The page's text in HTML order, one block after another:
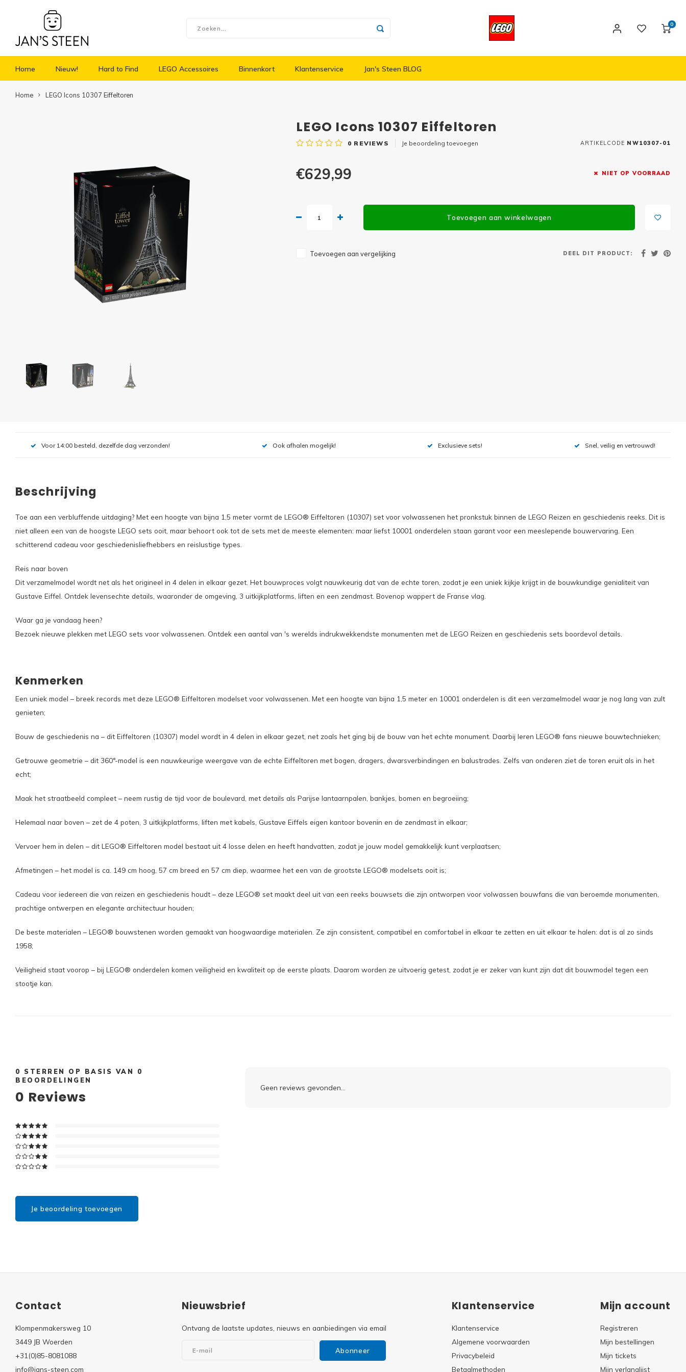
0
Home Nieuw! Hard to Find LEGO Accessoires Binnenkort Klantenservice Jan's Steen BLOG
Home LEGO Icons 10307 Eiffeltoren
LEGO Icons 10307 Eiffeltoren
0 REVIEWS Je beoordeling toevoegen ARTIKELCODE NW10307-01
€629,99 NIET OP VOORRAAD
Toevoegen aan winkelwagen
Toevoegen aan vergelijking DEEL DIT PRODUCT:
Voor 14:00 besteld, dezelfde dag verzonden! Ook afhalen mogelijk! Exclusieve sets! Snel, veilig en vertrouwd!
Beschrijving
Toe aan een verbluffende uitdaging? Met een hoogte van bijna 1,5 meter vormt de LEGO® Eiffeltoren (10307) set voor volwassenen het pronkstuk binnen de LEGO Reizen en geschiedenis reeks. Dit is
niet alleen een van de hoogste LEGO sets ooit, maar behoort ook tot de sets met de meeste elementen: maar liefst 10001 onderdelen staan garant voor een meeslepende bouwervaring. Een
schitterend cadeau voor geschiedenisliefhebbers en reislustige types.
Reis naar boven
Dit verzamelmodel wordt net als het origineel in 4 delen in elkaar gezet. Het bouwproces volgt nauwkeurig dat van de echte toren, zodat je een uniek kijkje krijgt in de bouwkundige genialiteit van
Gustave Eiffel. Ontdek levensechte details, waaronder de omgeving, 3 uitkijkplatforms, liften en een zendmast. Bovenop wappert de Franse vlag.
Waar ga je vandaag heen?
Bezoek nieuwe plekken met LEGO sets voor volwassenen. Ontdek een aantal van 's werelds indrukwekkendste monumenten met de LEGO Reizen en geschiedenis sets boordevol details.
Kenmerken
Een uniek model – breek records met deze LEGO® Eiffeltoren modelset voor volwassenen. Met een hoogte van bijna 1,5 meter en 10001 onderdelen is dit een verzamelmodel waar je nog lang van zult
genieten;
Bouw de geschiedenis na – dit Eiffeltoren (10307) model wordt in 4 delen in elkaar gezet, net zoals het ging bij de bouw van het echte monument. Daarbij leren LEGO® fans nieuwe bouwtechnieken;
Getrouwe geometrie – dit 360°-model is een nauwkeurige weergave van de echte Eiffeltoren met bogen, dragers, dwarsverbindingen en balustrades. Zelfs van onderen ziet de toren eruit als in het
echt;
Maak het straatbeeld compleet – neem rustig de tijd voor de boulevard, met details als Parijse lantaarnpalen, bankjes, bomen en begroeiing;
Helemaal naar boven – zet de 4 poten, 3 uitkijkplatforms, liften met kabels, Gustave Eiffels eigen kantoor bovenin en de zendmast in elkaar;
Vervoer hem in delen – dit LEGO® Eiffeltoren model bestaat uit 4 losse delen en heeft handvatten, zodat je jouw model gemakkelijk kunt verplaatsen;
Afmetingen – het model is ca. 149 cm hoog, 57 cm breed en 57 cm diep, waarmee het een van de grootste LEGO® modelsets ooit is;
Cadeau voor iedereen die van reizen en geschiedenis houdt – deze LEGO® set maakt deel uit van een reeks bouwsets die zijn ontworpen voor volwassen bouwfans die van beroemde monumenten,
prachtige ontwerpen en elegante architectuur houden;
De beste materialen – LEGO® bouwstenen worden gemaakt van hoogwaardige materialen. Ze zijn consistent, compatibel en comfortabel in elkaar te zetten en uit elkaar te halen: dat is al zo sinds
1958;
Veiligheid staat voorop – bij LEGO® onderdelen komen veiligheid en kwaliteit op de eerste plaats. Daarom worden ze uitvoerig getest, zodat je er zeker van kunt zijn dat dit bouwmodel tegen een
stootje kan.
0 STERREN OP BASIS VAN 0
BEOORDELINGEN
0 Reviews
Je beoordeling toevoegen
Geen reviews gevonden...
Contact
Klompenmakersweg 10
3449 JB Woerden
+31(0)85-8081088
info@jans-steen.com
Nieuwsbrief
Ontvang de laatste updates, nieuws en aanbiedingen via email
Abonneer
Klantenservice
Klantenservice
Algemene voorwaarden
Privacybeleid
Betaalmethoden
Mijn account
Registreren
Mijn bestellingen
Mijn tickets
Mijn verlanglijst